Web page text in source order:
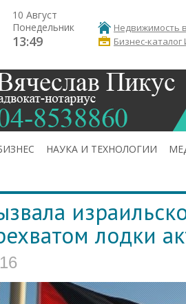
10 Август
Понедельник
13:49
Недвижимость
Бизнес-каталог
НАУКА И ТЕХНОЛОГИИ
лодки